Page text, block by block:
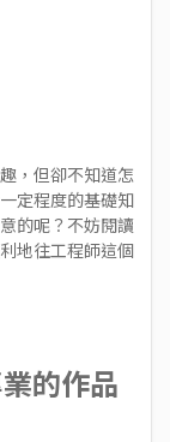
，但卻不知道怎
定程度的基礎知
的呢？不妨閱讀
地往工程師這個
的作品